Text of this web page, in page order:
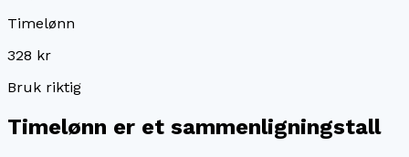
Timelønn
328 kr
Bruk riktig
Timelønn er et sammenligningstall